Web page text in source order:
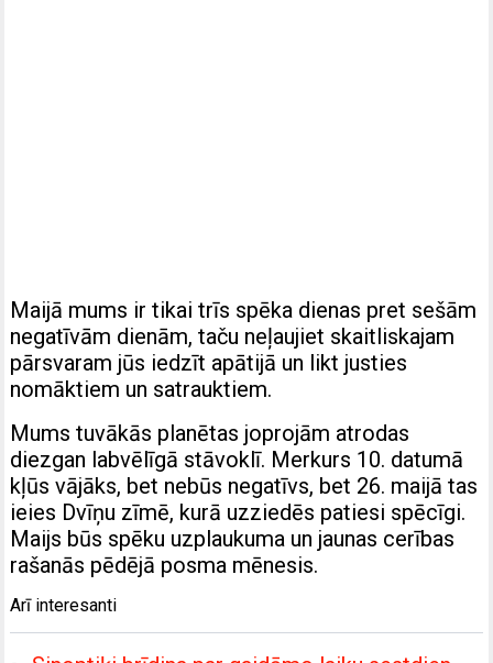
Maijā mums ir tikai trīs spēka dienas pret sešām
negatīvām dienām, taču neļaujiet skaitliskajam
pārsvaram jūs iedzīt apātijā un likt justies
nomāktiem un satrauktiem.
Mums tuvākās planētas joprojām atrodas
diezgan labvēlīgā stāvoklī. Merkurs 10. datumā
kļūs vājāks, bet nebūs negatīvs, bet 26. maijā tas
ieies Dvīņu zīmē, kurā uzziedēs patiesi spēcīgi.
Maijs būs spēku uzplaukuma un jaunas cerības
rašanās pēdējā posma mēnesis.
Arī interesanti